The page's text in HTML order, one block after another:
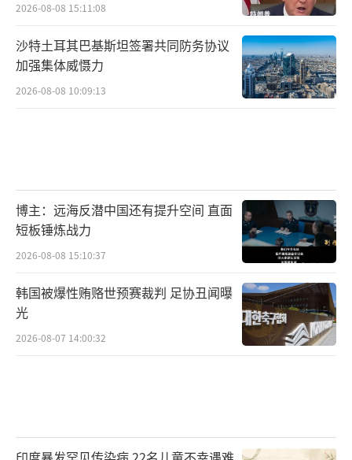
2026-08-08 15:11:08
沙特土耳其巴基斯坦签署共同防务协议
加强集体威慑力
2026-08-08 10:09:13
博主：远海反潜中国还有提升空间 直面
短板锤炼战力
2026-08-08 15:10:37
韩国被爆性贿赂世预赛裁判 足协丑闻曝
光
2026-08-07 14:00:32